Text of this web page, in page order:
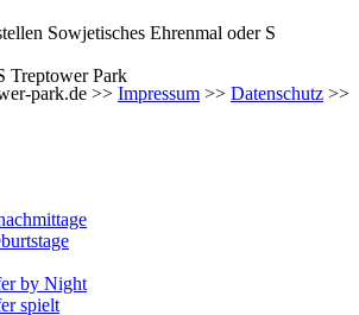
Sowjetisches Ehrenmal oder S
Treptower Park
park.de >> Impressum >> Datenschutz >>
by Night
spielt